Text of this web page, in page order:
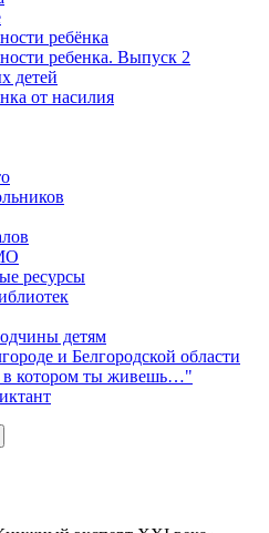
ребёнка
ребенка. Выпуск 2
детей
от насилия
ресурсы
детям
и Белгородской области
в котором ты живешь…"